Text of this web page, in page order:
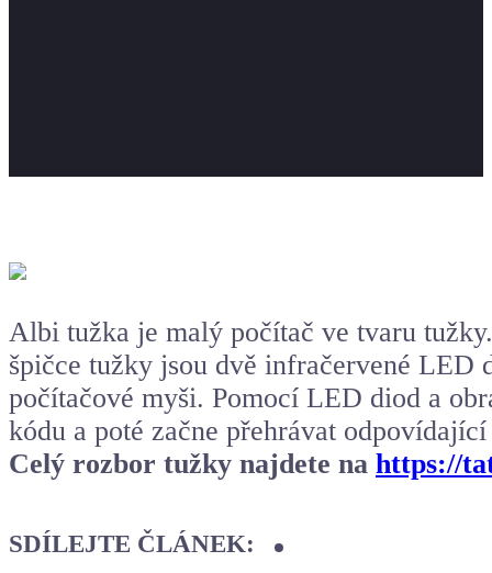
Albi tužka je malý počítač ve tvaru
špičce tužky jsou dvě infračervené LED
počítačové myši. Pomocí LED diod a
kódu a poté začne přehrávat
Celý rozbor tužky najdete na https://
SDÍLEJTE ČLÁNEK: